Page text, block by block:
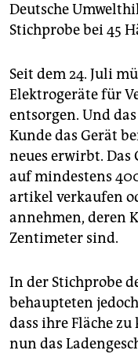
Deutsche
Stichprobe bei 45
Seit dem 24. Juli
Elektrogeräte für
entsorgen. Und
Kunde das Gerät
neues erwirbt. Das
auf mindestens
artikel verkaufen
annehmen, deren
Zentimeter sind.
In der Stichprobe
behaupteten
dass ihre Fläche
nun das